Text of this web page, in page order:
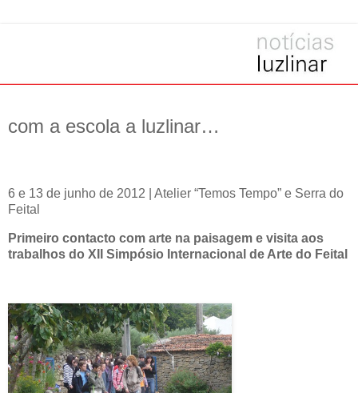
com a escola a luzlinar…
6 e 13 de junho de 2012 | Atelier “Temos Tempo” e Serra do
Feital
Primeiro contacto com arte na paisagem e visita aos
trabalhos do XII Simpósio Internacional de Arte do Feital